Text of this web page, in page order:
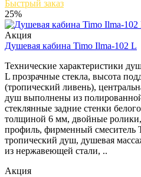
Быстрый заказ
25%
Акция
Душевая кабина Timo Ilma-102 L
Технические характеристики
L прозрачные стекла, высота
(тропический ливень),
душ выполнены из
стеклянные задние стенки
толщиной 6 мм, двойные
профиль, фирменный смеситель
тропический душ, душевая
из нержавеющей стали, ..
Акция